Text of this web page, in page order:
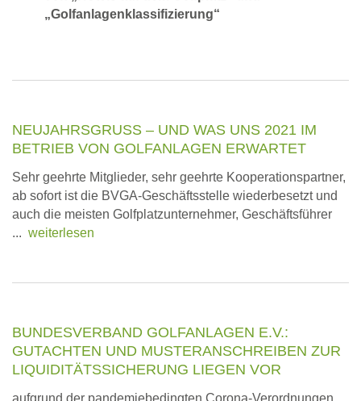
„Golfanlagenklassifizierung“
NEUJAHRSGRUSS – UND WAS UNS 2021 IM B
ETRIEB VON GOLFANLAGEN ERWARTET
Sehr geehrte Mitglieder, sehr geehrte Kooperationspartner,
ab sofort ist die BVGA-Geschäftsstelle wiederbesetzt und
auch die meisten Golfplatzunternehmer, Geschäftsführer
... weiterlesen
BUNDESVERBAND GOLFANLAGEN E.V.:
GUTACHTEN UND MUSTERANSCHREIBEN ZUR
LIQUIDITÄTSSICHERUNG LIEGEN VOR
aufgrund der pandemiebedingten Corona-Verordnungen